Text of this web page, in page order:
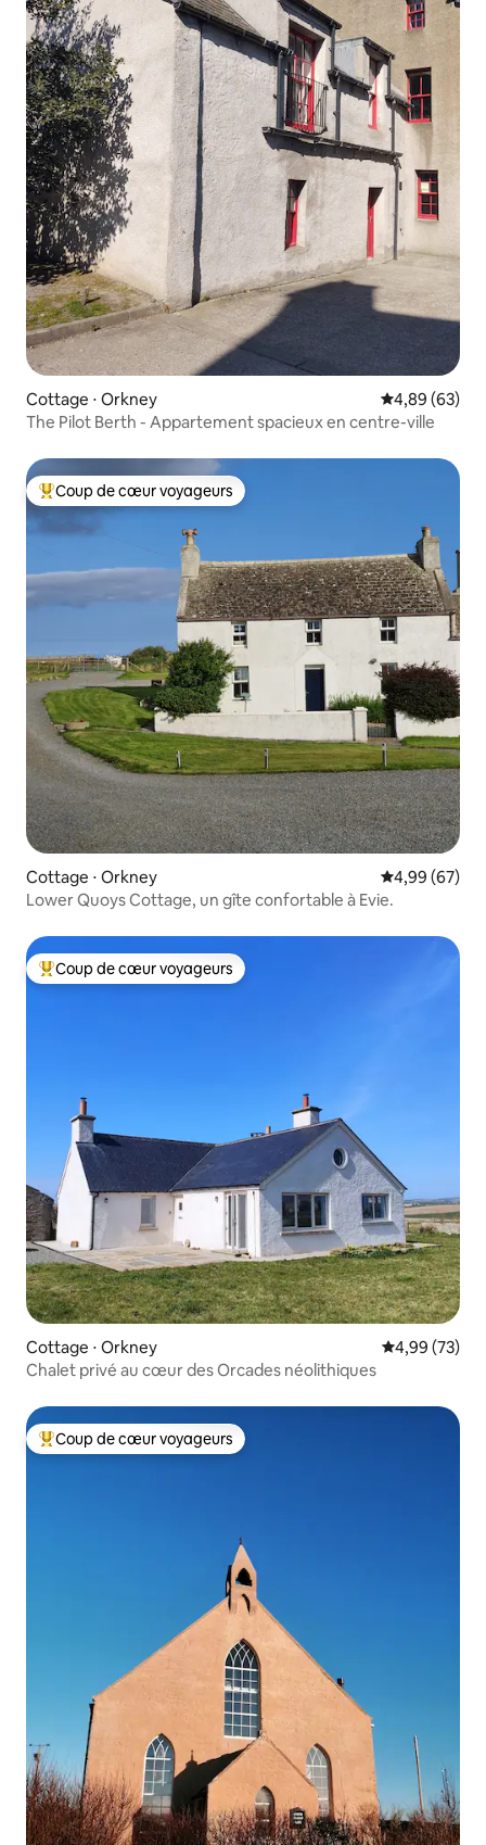
Cottage ⋅ Orkney Évaluation
4,89 (63)
The Pilot Berth - Appartement spacieux en centre-ville
Coups de cœur voyageurs les plus appréciés
Coup de cœur voyageurs
Cottage ⋅ Orkney Évaluation
4,99 (67)
Lower Quoys Cottage, un gîte confortable à Evie.
Coups de cœur voyageurs les plus appréciés
Coup de cœur voyageurs
Cottage ⋅ Orkney Évaluation
4,99 (73)
Chalet privé au cœur des Orcades néolithiques
Coups de cœur voyageurs les plus appréciés
Coup de cœur voyageurs